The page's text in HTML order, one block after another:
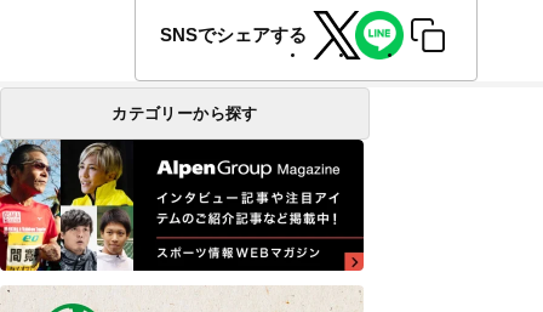
SNSでシェアする
カテゴリーから探す